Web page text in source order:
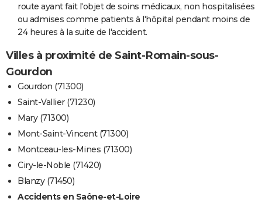
route ayant fait l'objet de soins médicaux, non hospitalisées
ou admises comme patients à l'hôpital pendant moins de
24 heures à la suite de l'accident.
Villes à proximité de Saint-Romain-sous-
Gourdon
Gourdon (71300)
Saint-Vallier (71230)
Mary (71300)
Mont-Saint-Vincent (71300)
Montceau-les-Mines (71300)
Ciry-le-Noble (71420)
Blanzy (71450)
Accidents en Saône-et-Loire